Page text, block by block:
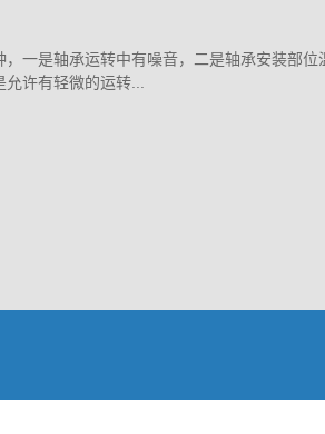
一是轴承运转中有噪音，二是轴承安装部位
许有轻微的运转...